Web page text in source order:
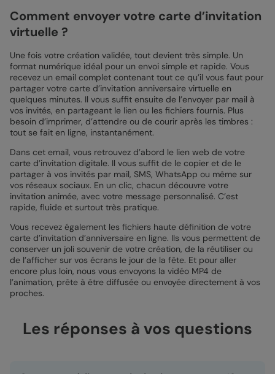
Comment envoyer votre carte d’invitation
virtuelle ?
Une fois votre création validée, tout devient très simple. Un
format numérique idéal pour un envoi simple et rapide. Vous
recevez un email complet contenant tout ce qu’il vous faut pour
partager votre carte d’invitation anniversaire virtuelle en
quelques minutes. Il vous suffit ensuite de l’envoyer par mail à
vos invités, en partageant le lien ou les fichiers fournis. Plus
besoin d’imprimer, d’attendre ou de courir après les timbres :
tout se fait en ligne, instantanément.
Dans cet email, vous retrouvez d’abord le lien web de votre
carte d’invitation digitale. Il vous suffit de le copier et de le
partager à vos invités par mail, SMS, WhatsApp ou même sur
vos réseaux sociaux. En un clic, chacun découvre votre
invitation animée, avec votre message personnalisé. C’est
rapide, fluide et surtout très pratique.
Vous recevez également les fichiers haute définition de votre
carte d’invitation d’anniversaire en ligne. Ils vous permettent de
conserver un joli souvenir de votre création, de la réutiliser ou
de l’afficher sur vos écrans le jour de la fête. Et pour aller
encore plus loin, nous vous envoyons la vidéo MP4 de
l’animation, prête à être diffusée ou envoyée directement à vos
proches.
Les réponses à vos questions